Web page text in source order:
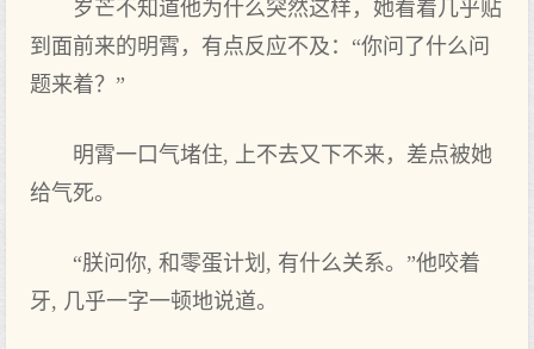
岁芒不知道他为什么突然这样，她看着几乎贴
到面前来的明霄，有点反应不及：“你问了什么问
题来着？”
明霄一口气堵住, 上不去又下不来，差点被她
给气死。
“朕问你, 和零蛋计划, 有什么关系。”他咬着
牙, 几乎一字一顿地说道。